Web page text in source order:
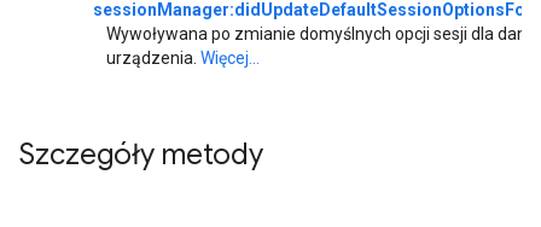
Wywoływana po zmianie domyślnych opcji sesji dla
urządzenia. Więcej...
Szczegóły metody